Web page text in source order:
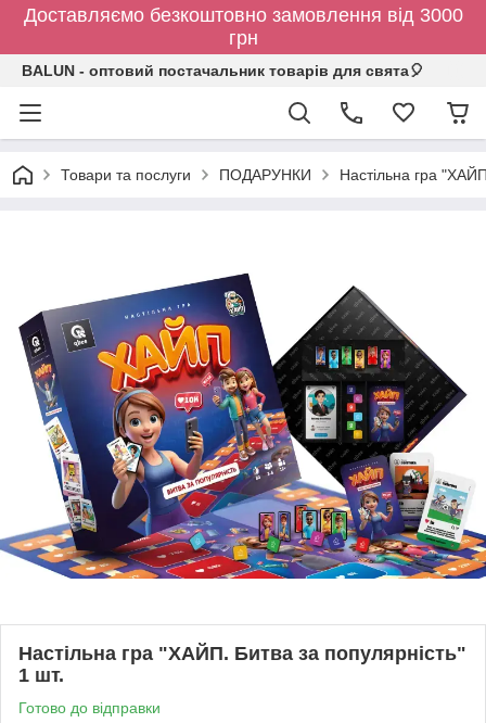
Доставляємо безкоштовно замовлення від 3000
грн
BALUN - оптовий постачальник товарів для свята🎈
Товари та послуги ПОДАРУНКИ Настільна гра
Настільна гра "ХАЙП. Битва за популярність"
1 шт.
Готово до відправки